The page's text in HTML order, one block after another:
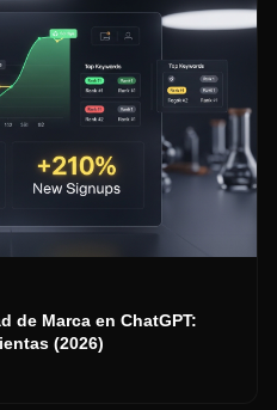
de Marca en ChatGPT:
(2026)